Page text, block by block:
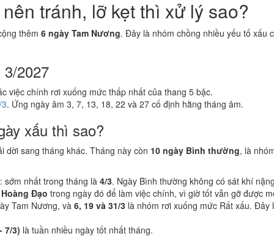
tránh, lỡ kẹt thì xử lý sao?
thêm 6 ngày Tam Nương. Đây là nhóm chồng nhiều yếu tố xấu
2027
việc chính rơi xuống mức thấp nhất của thang 5 bậc.
. Ứng ngày âm 3, 7, 13, 18, 22 và 27 cố định hằng tháng âm.
xấu thì sao?
dời sang tháng khác. Tháng này còn 10 ngày Bình thường, là
sớm nhất trong tháng là 4/3. Ngày Bình thường không có sát khí
Đạo trong ngày đó để làm việc chính, vì giờ tốt vẫn gỡ được
Tam Nương, và 6, 19 và 31/3 là nhóm rơi xuống mức Rất xấu.
7/3) là tuần nhiều ngày tốt nhất tháng.